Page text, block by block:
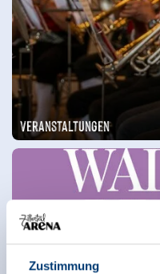
Zustimmung
Veranstaltungen